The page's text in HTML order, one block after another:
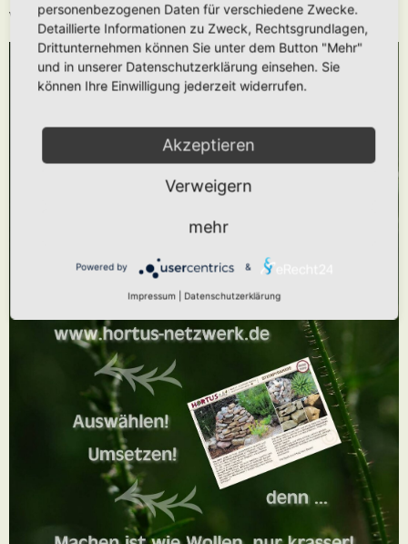
Vielfalt, Schönheit, Nutzen für Deinen Garten …!
personenbezogenen Daten für verschiedene Zwecke.
Detaillierte Informationen zu Zweck, Rechtsgrundlagen,
Drittunternehmen können Sie unter dem Button "Mehr"
und in unserer Datenschutzerklärung einsehen. Sie
können Ihre Einwilligung jederzeit widerrufen.
Akzeptieren
Verweigern
mehr
Powered by &
Impressum Datenschutzerklärung